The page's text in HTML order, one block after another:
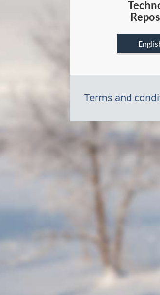
Terms and